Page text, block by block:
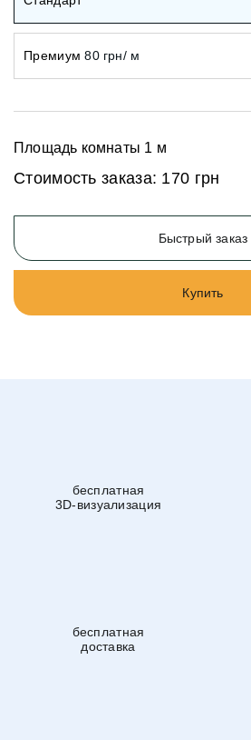
Премиум 80 грн/ м
Площадь комнаты 1 м
Стоимость заказа: 170 грн
Быстрый заказ
Купить
бесплатная
3D-визуализация
бесплатная
доставка